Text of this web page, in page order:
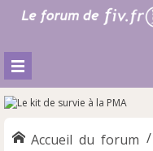
Accueil du forum